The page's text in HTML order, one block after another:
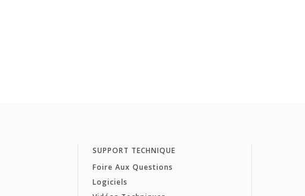
SUPPORT TECHNIQUE
Foire Aux Questions
Logiciels